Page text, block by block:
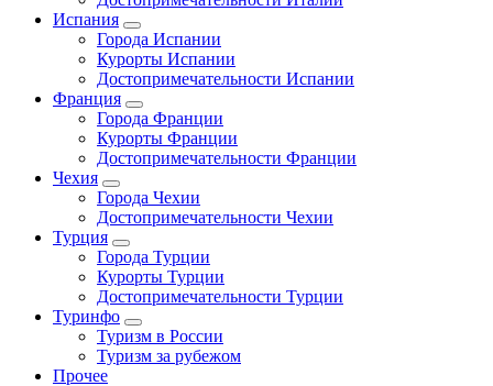
Испания
Города Испании
Курорты Испании
Достопримечательности Испании
Франция
Города Франции
Курорты Франции
Достопримечательности Франции
Чехия
Города Чехии
Достопримечательности Чехии
Турция
Города Турции
Курорты Турции
Достопримечательности Турции
Туринфо
Туризм в России
Туризм за рубежом
Прочее